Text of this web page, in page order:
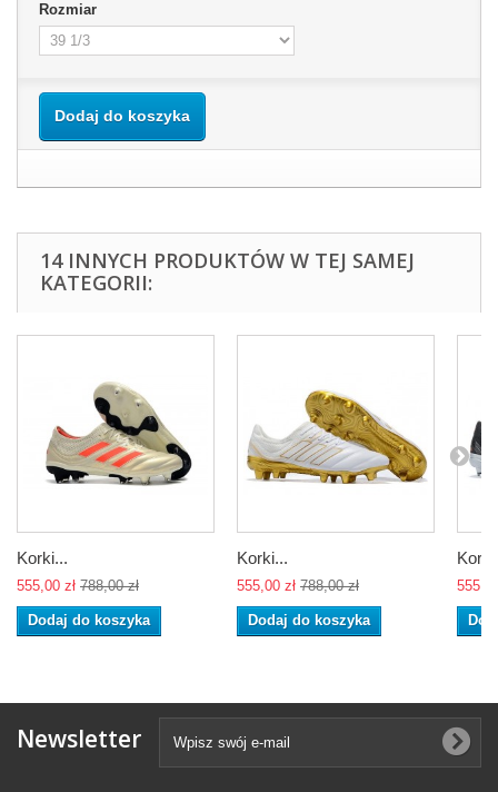
Rozmiar
Dodaj do koszyka
14 INNYCH PRODUKTÓW W TEJ SAMEJ
KATEGORII:
Korki...
555,00 zł 788,00 zł
Dodaj do koszyka
Korki...
555,00 zł 788,00 zł
Dodaj do koszyka
Newsletter